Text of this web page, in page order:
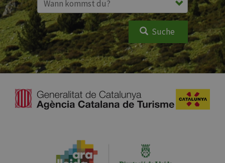
Suche